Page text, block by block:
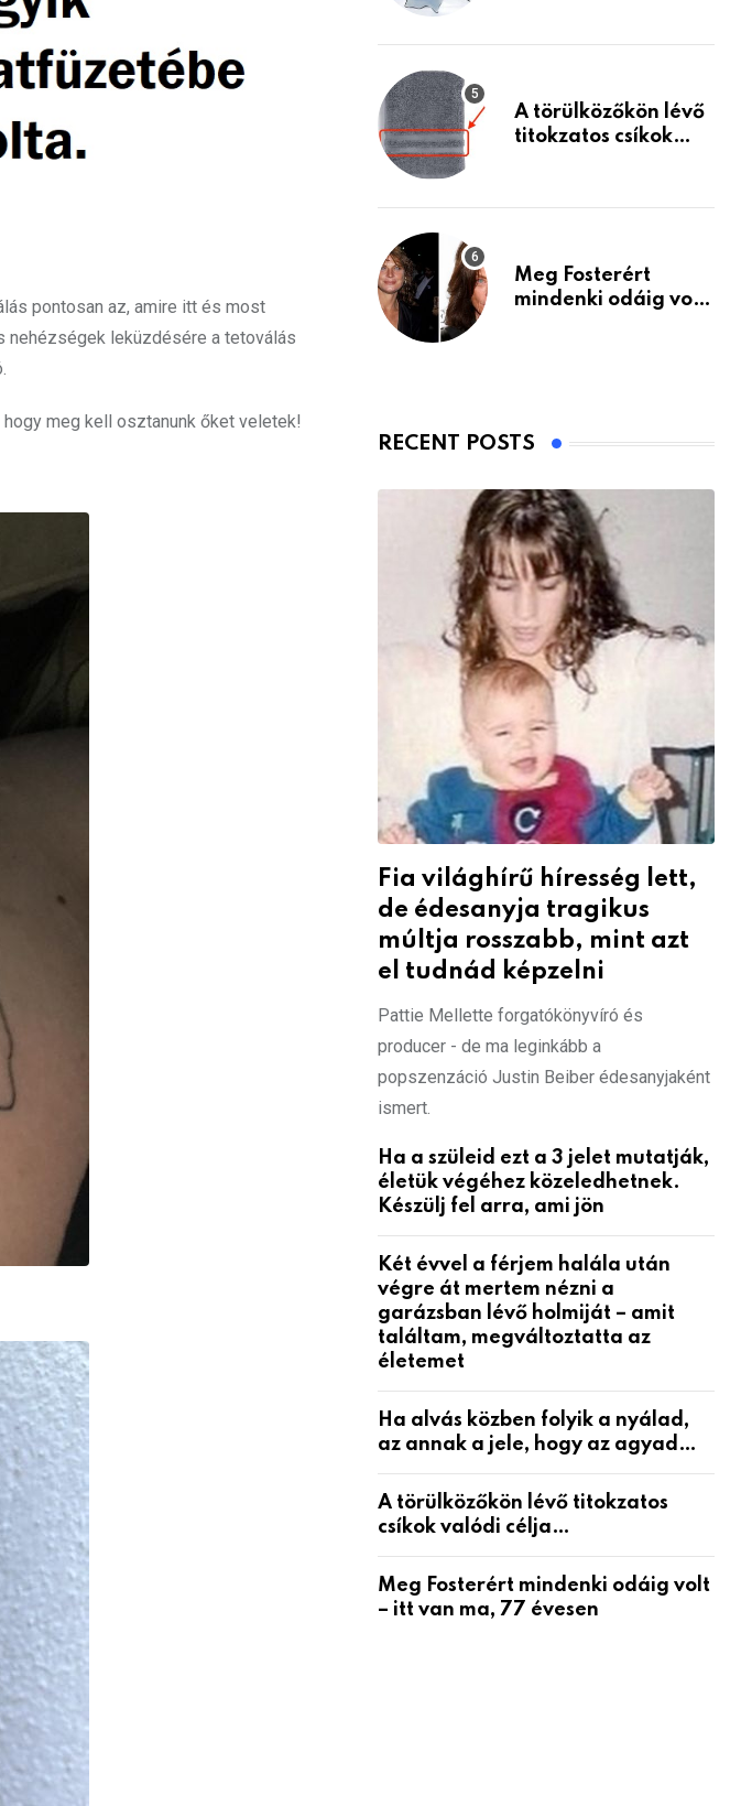
pontosan az, amire itt és most
nehézségek leküzdésére a tetoválás
meg kell osztanunk őket veletek!
A törülközőkön lévő
titokzatos csíkok
Meg Fosterért
mindenki odáig volt
RECENT POSTS
Fia világhírű híresség lett,
de édesanyja tragikus
múltja rosszabb, mint azt
el tudnád képzelni
Pattie Mellette forgatókönyvíró és
producer - de ma leginkább a
popszenzáció Justin Beiber édesanyjaként
ismert.
Ha a szüleid ezt a 3 jelet mutatják,
életük végéhez közeledhetnek.
Készülj fel arra, ami jön
Két évvel a férjem halála után
végre át mertem nézni a
garázsban lévő holmiját – amit
találtam, megváltoztatta az
életemet
Ha alvás közben folyik a nyálad,
az annak a jele, hogy az agyad…
A törülközőkön lévő titokzatos
csíkok valódi célja…
Meg Fosterért mindenki odáig volt
– itt van ma, 77 évesen